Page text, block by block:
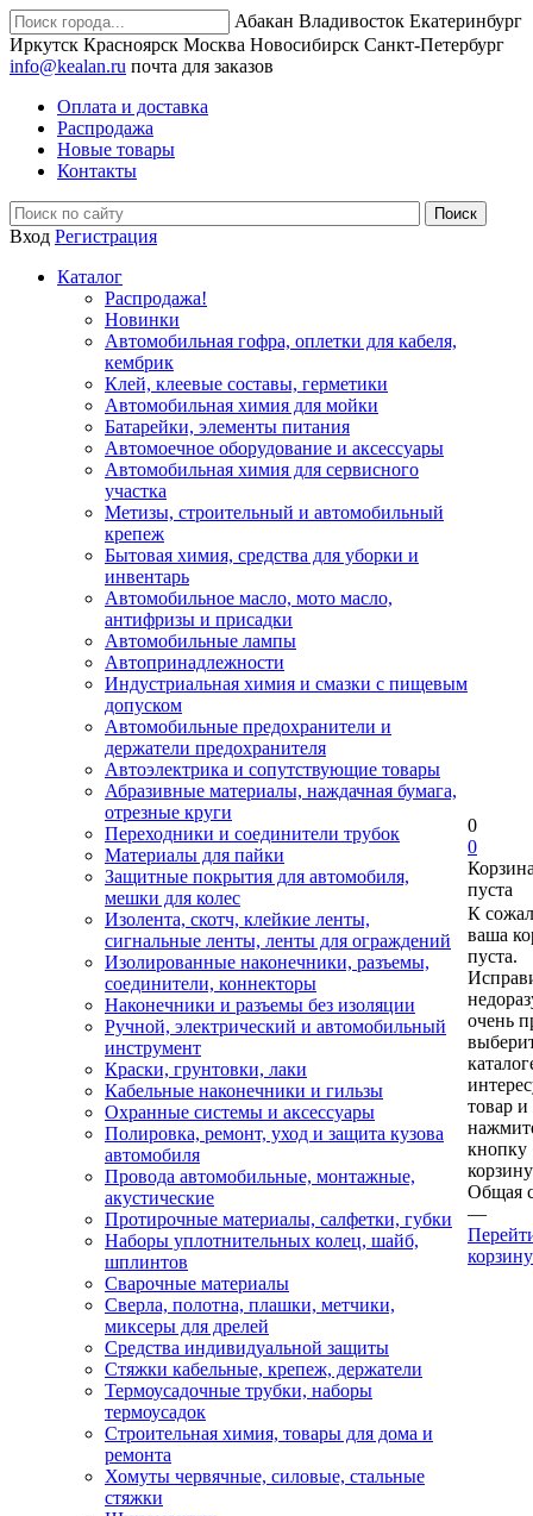
Абакан Владивосток Екатеринбург
Иркутск Красноярск Москва Новосибирск Санкт-Петербург
info@kealan.ru почта для заказов
Оплата и доставка
Распродажа
Новые товары
Контакты
Вход Регистрация
Каталог
Распродажа!
Новинки
Автомобильная гофра, оплетки для кабеля,
кембрик
Клей, клеевые составы, герметики
Автомобильная химия для мойки
Батарейки, элементы питания
Автомоечное оборудование и аксессуары
Автомобильная химия для сервисного
участка
Метизы, строительный и автомобильный
крепеж
Бытовая химия, средства для уборки и
инвентарь
Автомобильное масло, мото масло,
антифризы и присадки
Автомобильные лампы
Автопринадлежности
Индустриальная химия и смазки с пищевым
допуском
Автомобильные предохранители и
держатели предохранителя
Автоэлектрика и сопутствующие товары
Абразивные материалы, наждачная бумага,
отрезные круги
Переходники и соединители трубок
Материалы для пайки
Защитные покрытия для автомобиля,
мешки для колес
Изолента, скотч, клейкие ленты,
сигнальные ленты, ленты для ограждений
Изолированные наконечники, разъемы,
соединители, коннекторы
Наконечники и разъемы без изоляции
Ручной, электрический и автомобильный
инструмент
Краски, грунтовки, лаки
Кабельные наконечники и гильзы
Охранные системы и аксессуары
Полировка, ремонт, уход и защита кузова
автомобиля
Провода автомобильные, монтажные,
акустические
Протирочные материалы, салфетки, губки
Наборы уплотнительных колец, шайб,
шплинтов
Сварочные материалы
Сверла, полотна, плашки, метчики,
миксеры для дрелей
Средства индивидуальной защиты
Стяжки кабельные, крепеж, держатели
Термоусадочные трубки, наборы
термоусадок
Строительная химия, товары для дома и
ремонта
Хомуты червячные, силовые, стальные
стяжки
0
0
пуста
К
ваша
пуста.
очень
товар и
кнопку
Общая
—
корзину